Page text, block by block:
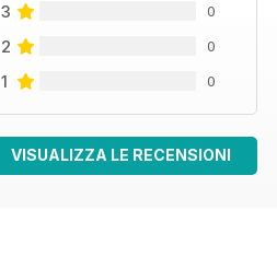
3 0
2 0
1 0
VISUALIZZA LE RECENSIONI